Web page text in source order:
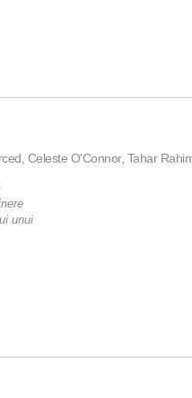
Celeste O'Connor, Tahar
unui